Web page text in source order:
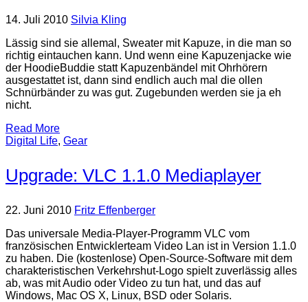
14. Juli 2010 Silvia Kling
Lässig sind sie allemal, Sweater mit Kapuze, in die man so
richtig eintauchen kann. Und wenn eine Kapuzenjacke wie
der HoodieBuddie statt Kapuzenbändel mit Ohrhörern
ausgestattet ist, dann sind endlich auch mal die ollen
Schnürbänder zu was gut. Zugebunden werden sie ja eh
nicht.
Read More
Digital Life, Gear
Upgrade: VLC 1.1.0 Mediaplayer
22. Juni 2010 Fritz Effenberger
Das universale Media-Player-Programm VLC vom
französischen Entwicklerteam Video Lan ist in Version 1.1.0
zu haben. Die (kostenlose) Open-Source-Software mit dem
charakteristischen Verkehrshut-Logo spielt zuverlässig alles
ab, was mit Audio oder Video zu tun hat, und das auf
Windows, Mac OS X, Linux, BSD oder Solaris.